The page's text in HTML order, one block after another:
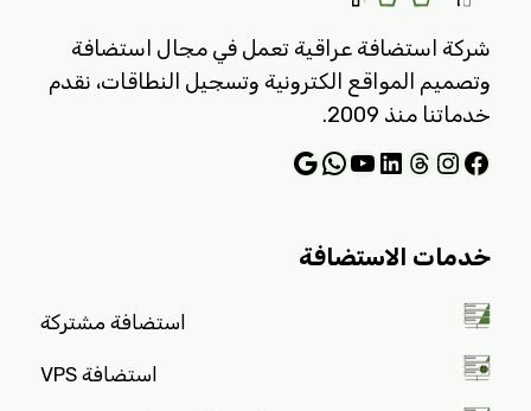
شركة استضافة عراقية تعمل في مجال استضافة
وتصميم المواقع الكترونية وتسجيل النطاقات، نقدم
خدماتنا منذ 2009.
فيسبوك
إنستجرام
ثريدز
لينكد إنيوتيوب
واتساب
خدمات الاستضافة
استضافة مشتركة
استضافة VPS